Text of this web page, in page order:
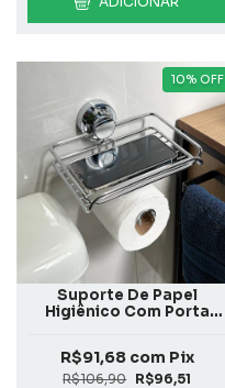
10% OFF
Suporte De Papel
Higiênico Com Porta
R$106,90 R$96,51
R$91,68 com Pix